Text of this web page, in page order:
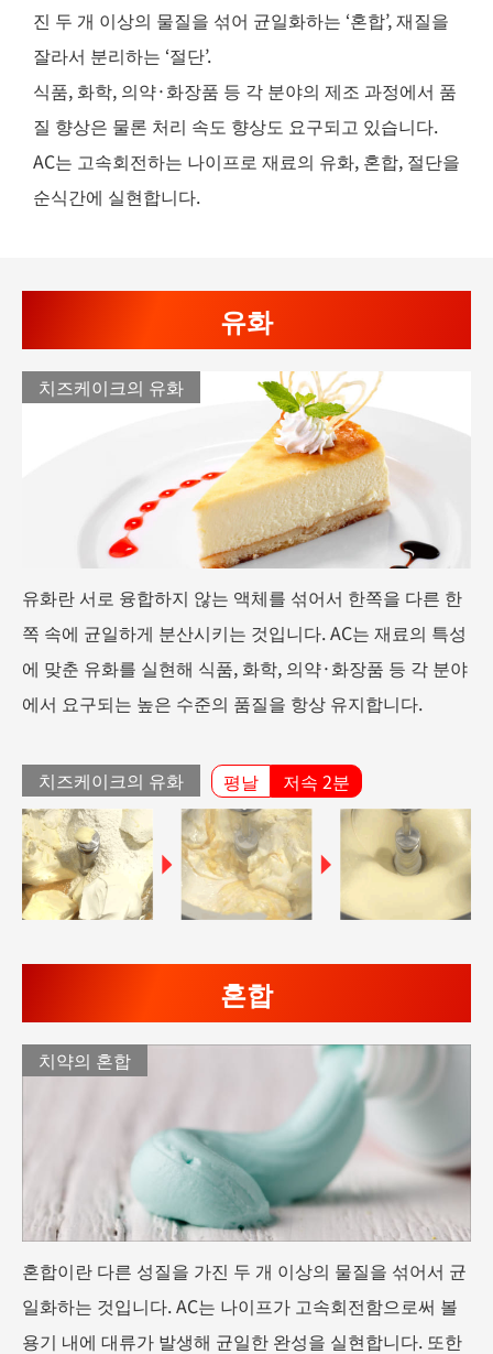
진 두 개 이상의 물질을 섞어 균일화하는 ‘혼합’, 재질을
잘라서 분리하는 ‘절단’.
식품, 화학, 의약·화장품 등 각 분야의 제조 과정에서 품
질 향상은 물론 처리 속도 향상도 요구되고 있습니다.
AC는 고속회전하는 나이프로 재료의 유화, 혼합, 절단을
순식간에 실현합니다.
유화
치즈케이크의 유화
유화란 서로 융합하지 않는 액체를 섞어서 한쪽을 다른 한
쪽 속에 균일하게 분산시키는 것입니다. AC는 재료의 특성
에 맞춘 유화를 실현해 식품, 화학, 의약·화장품 등 각 분야
에서 요구되는 높은 수준의 품질을 항상 유지합니다.
치즈케이크의 유화 평날 저속 2분
혼합
치약의 혼합
혼합이란 다른 성질을 가진 두 개 이상의 물질을 섞어서 균
일화하는 것입니다. AC는 나이프가 고속회전함으로써 볼
용기 내에 대류가 발생해 균일한 완성을 실현합니다. 또한